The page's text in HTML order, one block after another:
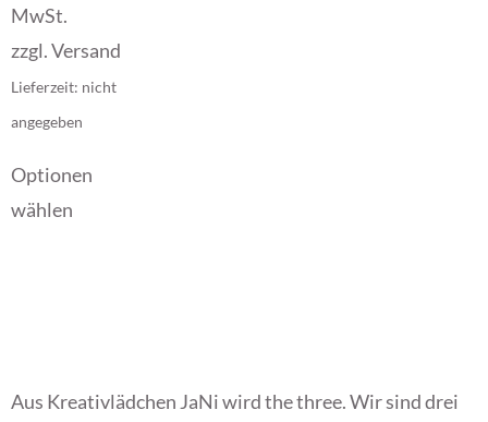
MwSt.
zzgl.Versand
Lieferzeit: nicht
angegeben
Optionen
wählen
Aus Kreativlädchen JaNi wird the three. Wir sind drei